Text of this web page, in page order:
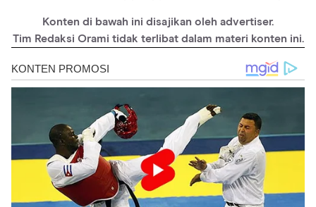
Konten di bawah ini disajikan oleh advertiser.
Tim Redaksi Orami tidak terlibat dalam materi konten ini.